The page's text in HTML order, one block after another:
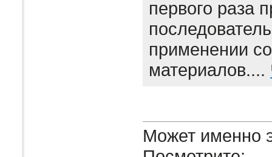
первого раза
применении
материалов....
Может именно